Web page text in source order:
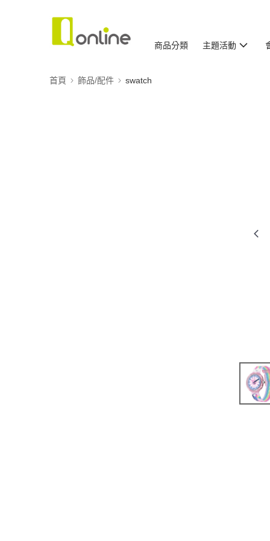
商品分類 主題活動
首頁 飾品/配件 swatch